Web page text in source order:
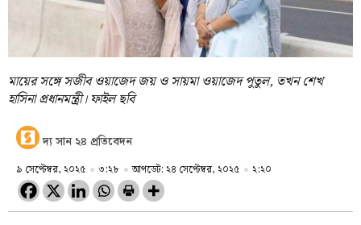
মায়ের সঙ্গে সজীব ওয়াজেদ জয় ও সায়মা ওয়াজেদ পুতুল, তখন শেখ
হাসিনা প্রধানমন্ত্রী। ফাইল ছবি
দ্য সান ২৪ প্রতিবেদন
৯ সেপ্টেম্বর, ২০২৫ ৩:২৮ আপডেট: ২৪ সেপ্টেম্বর, ২০২৫ ২:২০